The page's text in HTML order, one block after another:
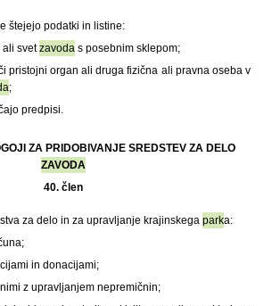
štejejo podatki in listine:
ali svetzavodas posebnim sklepom;
pristojni organ ali druga fizična ali pravna oseba v
;
predpisi.
ZA PRIDOBIVANJE SREDSTEV ZA DELO
ZAVODA
40. člen
za delo in za upravljanje krajinskega parka:
in donacijami;
z upravljanjem nepremičnin;